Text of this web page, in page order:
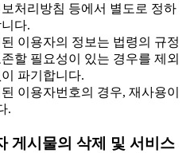
처리방침 등에서 별도로 정하
다.
이용자의 정보는 법령의 규정
할 필요성이 있는 경우를 제외
파기합니다.
이용자번호의 경우, 재사용이
.
게시물의 삭제 및 서비스